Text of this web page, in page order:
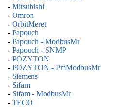
- Mitsubishi
- Omron
- OrbitMeret
- Papouch
- Papouch - ModbusMr
- Papouch - SNMP
- POZYTON
- POZYTON - PmModbusMr
- Siemens
- Sifam
- Sifam - ModbusMr
- TECO